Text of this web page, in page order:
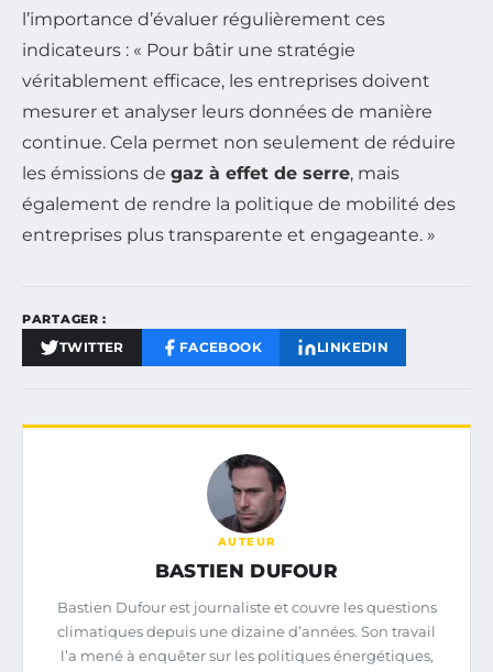
l’importance d’évaluer régulièrement ces
indicateurs : « Pour bâtir une stratégie
véritablement efficace, les entreprises doivent
mesurer et analyser leurs données de manière
continue. Cela permet non seulement de réduire
les émissions de gaz à effet de serre, mais
également de rendre la politique de mobilité des
entreprises plus transparente et engageante. »
PARTAGER :
TWITTER FACEBOOK LINKEDIN
AUTEUR
BASTIEN DUFOUR
Bastien Dufour est journaliste et couvre les questions
climatiques depuis une dizaine d’années. Son travail
l’a mené à enquêter sur les politiques énergétiques,